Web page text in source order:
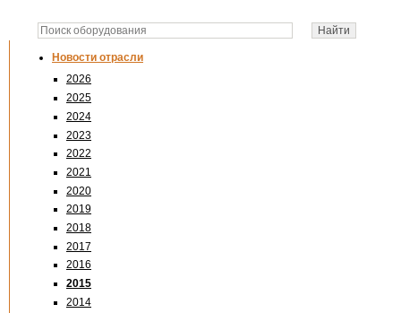
Новости отрасли
2026
2025
2024
2023
2022
2021
2020
2019
2018
2017
2016
2015
2014